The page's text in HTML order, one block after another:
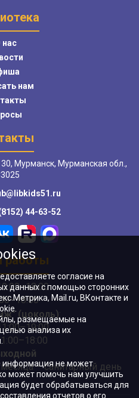
нас
нам
Мурманск, Мурманская обл.,
44-63-52
работы
(цоколь):
– санитарный день
согласие на
данных с помощью сторонних
Mail.ru, ВКонтакте и
размещаемые на
анализа их
информация не может
может помочь нам улучшить
будет обрабатываться для
отчетов о его